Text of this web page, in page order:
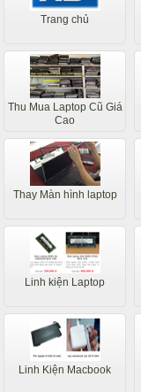
Trang chủ
Thu Mua Laptop Cũ Giá
Cao
Thay Màn hình laptop
Linh kiện Laptop
Linh Kiện Macbook